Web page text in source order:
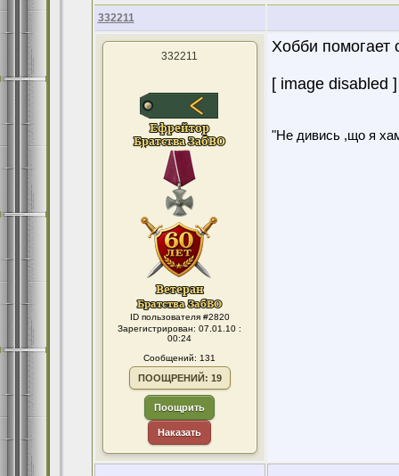
332211
332211
ID пользователя #2820
Зарегистрирован: 07.01.10 :
00:24
Сообщений: 131
ПООЩРЕНИЙ: 19
Поощрить
Наказать
Хобби помогает
[ image disabled ]
"Не дивись ,що я